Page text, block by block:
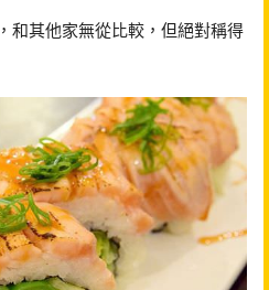
和其他家無從比較，但絕對稱得